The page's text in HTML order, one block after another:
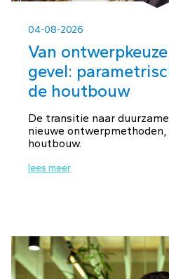
04-08-2026
Van
gevel:
de houtbouw
De transitie naar
nieuwe ontwerpmethoden,
houtbouw.
lees meer